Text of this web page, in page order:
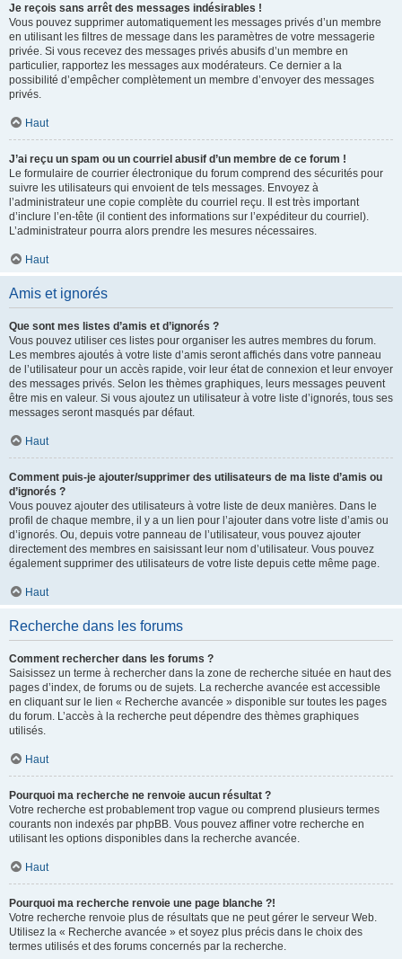
Je reçois sans arrêt des messages indésirables !
Vous pouvez supprimer automatiquement les messages privés d’un membre
en utilisant les filtres de message dans les paramètres de votre messagerie
privée. Si vous recevez des messages privés abusifs d’un membre en
particulier, rapportez les messages aux modérateurs. Ce dernier a la
possibilité d’empêcher complètement un membre d’envoyer des messages
privés.
Haut
J’ai reçu un spam ou un courriel abusif d’un membre de ce forum !
Le formulaire de courrier électronique du forum comprend des sécurités pour
suivre les utilisateurs qui envoient de tels messages. Envoyez à
l’administrateur une copie complète du courriel reçu. Il est très important
d’inclure l’en-tête (il contient des informations sur l’expéditeur du courriel).
L’administrateur pourra alors prendre les mesures nécessaires.
Haut
Amis et ignorés
Que sont mes listes d’amis et d’ignorés ?
Vous pouvez utiliser ces listes pour organiser les autres membres du forum.
Les membres ajoutés à votre liste d’amis seront affichés dans votre panneau
de l’utilisateur pour un accès rapide, voir leur état de connexion et leur envoyer
des messages privés. Selon les thèmes graphiques, leurs messages peuvent
être mis en valeur. Si vous ajoutez un utilisateur à votre liste d’ignorés, tous ses
messages seront masqués par défaut.
Haut
Comment puis-je ajouter/supprimer des utilisateurs de ma liste d’amis ou
d’ignorés ?
Vous pouvez ajouter des utilisateurs à votre liste de deux manières. Dans le
profil de chaque membre, il y a un lien pour l’ajouter dans votre liste d’amis ou
d’ignorés. Ou, depuis votre panneau de l’utilisateur, vous pouvez ajouter
directement des membres en saisissant leur nom d’utilisateur. Vous pouvez
également supprimer des utilisateurs de votre liste depuis cette même page.
Haut
Recherche dans les forums
Comment rechercher dans les forums ?
Saisissez un terme à rechercher dans la zone de recherche située en haut des
pages d’index, de forums ou de sujets. La recherche avancée est accessible
en cliquant sur le lien « Recherche avancée » disponible sur toutes les pages
du forum. L’accès à la recherche peut dépendre des thèmes graphiques
utilisés.
Haut
Pourquoi ma recherche ne renvoie aucun résultat ?
Votre recherche est probablement trop vague ou comprend plusieurs termes
courants non indexés par phpBB. Vous pouvez affiner votre recherche en
utilisant les options disponibles dans la recherche avancée.
Haut
Pourquoi ma recherche renvoie une page blanche ?!
Votre recherche renvoie plus de résultats que ne peut gérer le serveur Web.
Utilisez la « Recherche avancée » et soyez plus précis dans le choix des
termes utilisés et des forums concernés par la recherche.